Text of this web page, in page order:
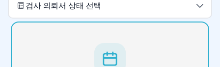
검사 의뢰서 상태 선택